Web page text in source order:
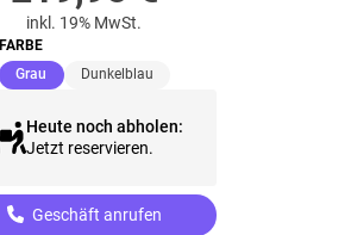
inkl. 19% MwSt.
FARBE
Grau (ausgewählt)
Dunkelblau
Heute noch abholen:
Jetzt reservieren.
Geschäft anrufen